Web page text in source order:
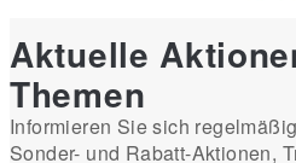
Aktuelle
Themen
Informieren Sie sich
Sonder- und Rabatt-Aktionen,